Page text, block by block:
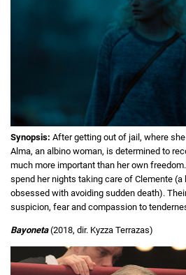
Synopsis: After getting out of jail, where
Alma, an albino woman, is determined to
much more important than her own
spend her nights taking care of Clemente
obsessed with avoiding sudden death).
suspicion, fear and compassion to
Bayoneta(2018, dir. Kyzza Terrazas)